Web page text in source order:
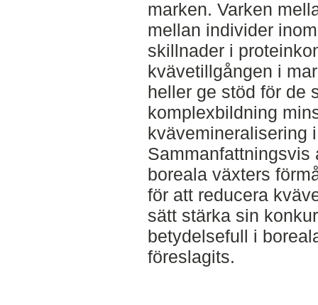
marken. Varken
mellan individer
skillnader i
kvävetillgången i
heller ge stöd för de
komplexbildning
kvävemineralisering
Sammanfattningsvis
boreala växters
för att reducera
sätt stärka sin
betydelsefull i
föreslagits.